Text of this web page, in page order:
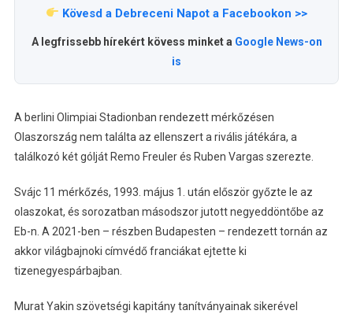
Kövesd a Debreceni Napot a Facebookon >>
A legfrissebb hírekért kövess minket a Google News-on
is
A berlini Olimpiai Stadionban rendezett mérkőzésen
Olaszország nem találta az ellenszert a rivális játékára, a
találkozó két gólját Remo Freuler és Ruben Vargas szerezte.
Svájc 11 mérkőzés, 1993. május 1. után először győzte le az
olaszokat, és sorozatban másodszor jutott negyeddöntőbe az
Eb-n. A 2021-ben – részben Budapesten – rendezett tornán az
akkor világbajnoki címvédő franciákat ejtette ki
tizenegyespárbajban.
Murat Yakin szövetségi kapitány tanítványainak sikerével